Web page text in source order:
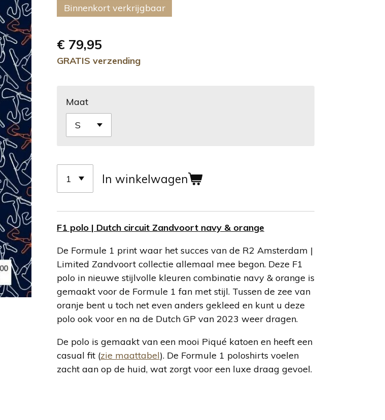
Binnenkort verkrijgbaar
€ 79,95
GRATIS verzending
Maat
In winkelwagen
F1 polo | Dutch circuit Zandvoort navy & orange
De Formule 1 print waar het succes van de R2 Amsterdam |
Limited Zandvoort collectie allemaal mee begon. Deze F1
polo in nieuwe stijlvolle kleuren combinatie navy & orange is
gemaakt voor de Formule 1 fan met stijl. Tussen de zee van
oranje bent u toch net even anders gekleed en kunt u deze
polo ook voor en na de Dutch GP van 2023 weer dragen.
De polo is gemaakt van een mooi Piqué katoen en heeft een
casual fit (zie maattabel). De Formule 1 poloshirts voelen
zacht aan op de huid, wat zorgt voor een luxe draag gevoel.